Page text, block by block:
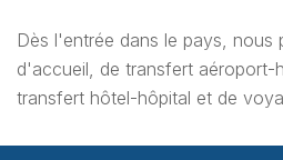
Dès l'entrée dans le pays, nous
d'accueil, de transfert aéroport-
transfert hôtel-hôpital et de